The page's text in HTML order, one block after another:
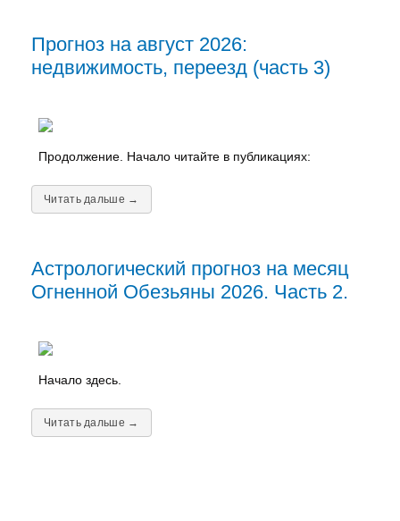
Прогноз на август 2026:
недвижимость, переезд (часть 3)
Продолжение. Начало читайте в публикациях:
Читать дальше →
Астрологический прогноз на месяц
Огненной Обезьяны 2026. Часть 2.
Начало здесь.
Читать дальше →